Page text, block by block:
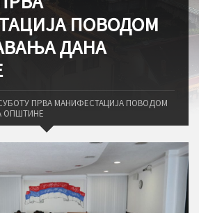
ПОВОДОМ
ДАНА
ПРВА МАНИФЕСТАЦИЈА ПОВОДОМ
ОПШТИНЕ